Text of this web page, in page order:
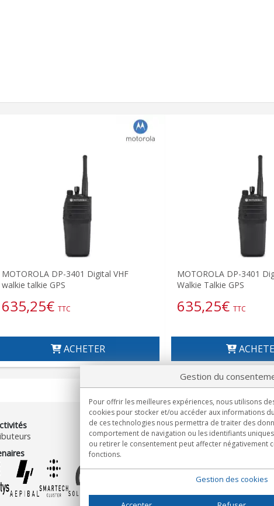
MOTOROLA DP-3401 Digital VHF
walkie talkie GPS
635,25€ TTC
ACHETER
MOTOROLA DP-3401
Walkie Talkie GPS
635,25€ TTC
Informations
Lun.-Ven. 9h00 - 15h00.
Livraison en
Gestion du
Pour offrir les meilleures expériences, nous utilisons
cookies pour stocker et/ou accéder aux informations
de ces technologies nous permettra de traiter des
comportement de navigation ou les identifiants
ou retirer le consentement peut affecter négativement
fonctions.
Gestion des cookies